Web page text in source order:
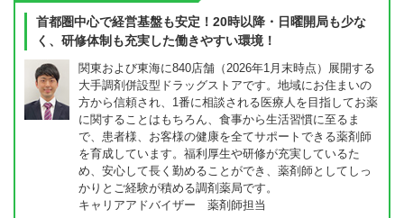
首都圏中心で経営基盤も安定！20時以降・日曜開局も少な
く、研修体制も充実した働きやすい環境！
関東および東海に840店舗（2026年1月末時点）展開する
大手調剤併設型ドラッグストアです。地域にお住まいの
方から信頼され、1番に相談される医療人を目指してお薬
に関することはもちろん、食事から生活習慣に至るま
で、患者様、お客様の健康を全てサポートできる薬剤師
を育成しています。福利厚生や研修が充実しているた
め、安心して長く勤めることができ、薬剤師としてしっ
かりとご経験が積める調剤薬局です。
キャリアアドバイザー 薬剤師担当